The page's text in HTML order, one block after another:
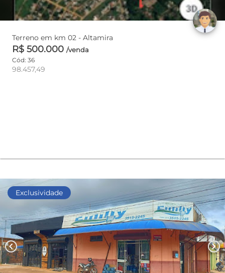
Terreno em km 02 - Altamira
R$ 500.000 /venda
Cód: 36
98.457,49
Exclusividade
chevron_left chevron_right